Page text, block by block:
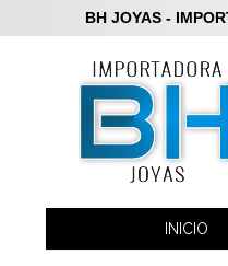
BH JOYAS -
INICIO